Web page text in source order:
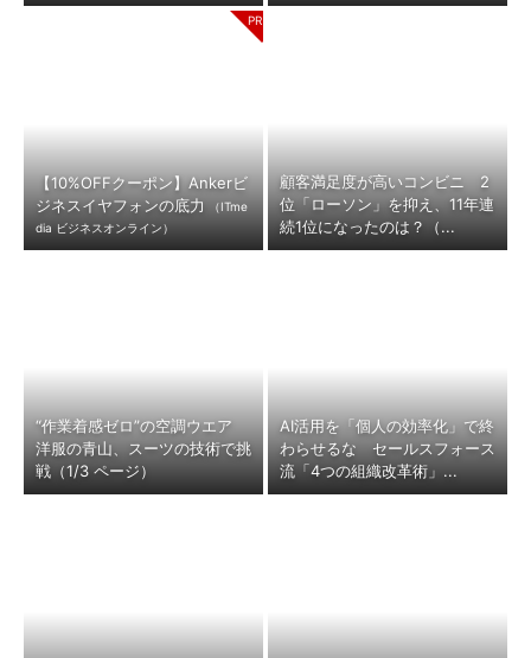
【10%OFFクーポン】Ankerビ
ジネスイヤフォンの底力
（ITme
dia ビジネスオンライン）
顧客満足度が高いコンビニ 2
位「ローソン」を抑え、11年連
続1位になったのは？（...
“作業着感ゼロ”の空調ウエア
洋服の青山、スーツの技術で挑
戦（1/3 ページ）
AI活用を「個人の効率化」で終
わらせるな セールスフォース
流「4つの組織改革術」...